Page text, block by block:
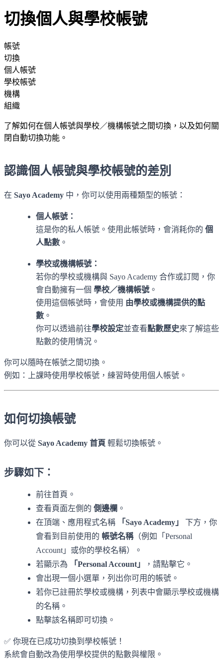
切換個人與學校帳號
帳號
切換
個人帳號
學校帳號
機構
組織
了解如何在個人帳號與學校／機構帳號之間切換，以及如何關
閉自動切換功能。
認識個人帳號與學校帳號的差別
在 Sayo Academy 中，你可以使用兩種類型的帳號：
個人帳號：
這是你的私人帳號。使用此帳號時，會消耗你的 個
人點數 。
學校或機構帳號：
若你的學校或機構與 Sayo Academy 合作或訂閱，你
會自動擁有一個 學校／機構帳號 。
使用這個帳號時，會使用 由學校或機構提供的點
數 。
你可以透過前往學校設定並查看點數歷史來了解這些
點數的使用情況。
你可以隨時在帳號之間切換。
例如：上課時使用學校帳號，練習時使用個人帳號。
如何切換帳號
你可以從 Sayo Academy 首頁 輕鬆切換帳號。
步驟如下：
前往首頁。
查看頁面左側的 側邊欄 。
在頂端、應用程式名稱
「Sayo Academy」
下方，你
會看到目前使用的 帳號名稱（例如「Personal
Account」或你的學校名稱）。
若顯示為
「Personal Account」
，請點擊它。
會出現一個小選單，列出你可用的帳號。
若你已註冊於學校或機構，列表中會顯示學校或機構
的名稱。
點擊該名稱即可切換。
✅ 你現在已成功切換到學校帳號！
系統會自動改為使用學校提供的點數與權限。